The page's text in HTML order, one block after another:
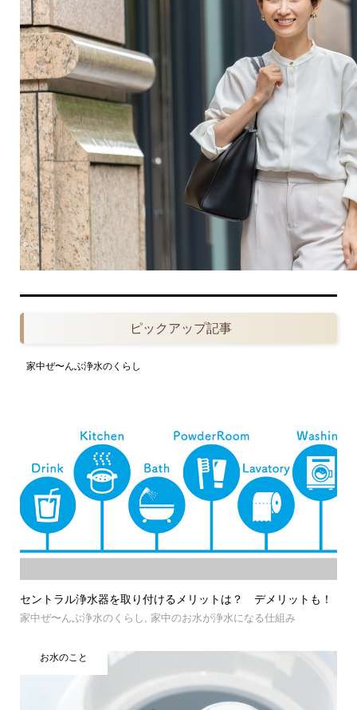
ピックアップ記事
家中ぜ〜んぶ浄水のくらし
セントラル浄水器を取り付けるメリットは？ デメリットも！
家中ぜ〜んぶ浄水のくらし , 家中のお水が浄水になる仕組み
お水のこと